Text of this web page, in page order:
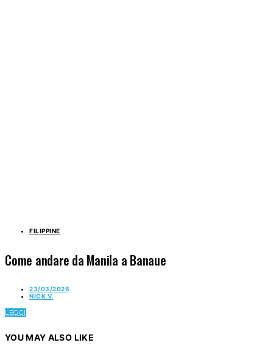
FILIPPINE
Come andare da Manila a Banaue
23/03/2026
NICK V.
LEGGI
YOU MAY ALSO LIKE